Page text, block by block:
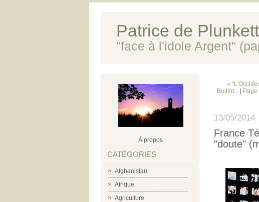
Patrice de
"face à l'idole Argent"
À propos
CATÉGORIES
Afghanistan
Afrique
Agriculture
«
Boillot...
Page
13/05/2014
France
"doute"